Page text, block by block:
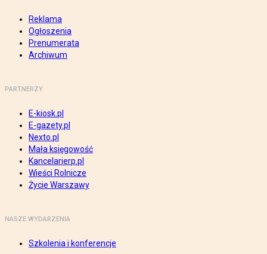
Reklama
Ogłoszenia
Prenumerata
Archiwum
PARTNERZY
E-kiosk.pl
E-gazety.pl
Nexto.pl
Mała księgowość
Kancelarierp.pl
Wieści Rolnicze
Życie Warszawy
NASZE WYDARZENIA
Szkolenia i konferencje